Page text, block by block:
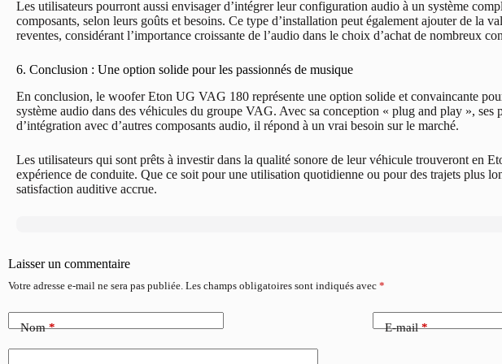
Les utilisateurs pourront aussi envisager d’intégrer leur configuration audio à un système
composants, selon leurs goûts et besoins. Ce type d’installation peut également ajouter de la
reventes, considérant l’importance croissante de l’audio dans le choix d’achat de nombreux
6. Conclusion : Une option solide pour les passionnés de musique
En conclusion, le woofer Eton UG VAG 180 représente une option solide et convaincante
système audio dans des véhicules du groupe VAG. Avec sa conception « plug and play », ses
d’intégration avec d’autres composants audio, il répond à un vrai besoin sur le marché.
Les utilisateurs qui sont prêts à investir dans la qualité sonore de leur véhicule trouveront en
expérience de conduite. Que ce soit pour une utilisation quotidienne ou pour des trajets plus
satisfaction auditive accrue.
Laisser un commentaire
Votre adresse e-mail ne sera pas publiée. Les champs obligatoires sont indiqués avec *
Nom* E-mail*